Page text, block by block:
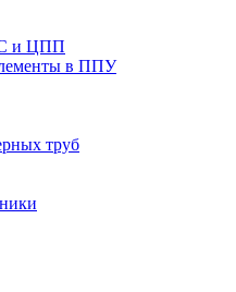
и ЦПП
в ППУ
труб